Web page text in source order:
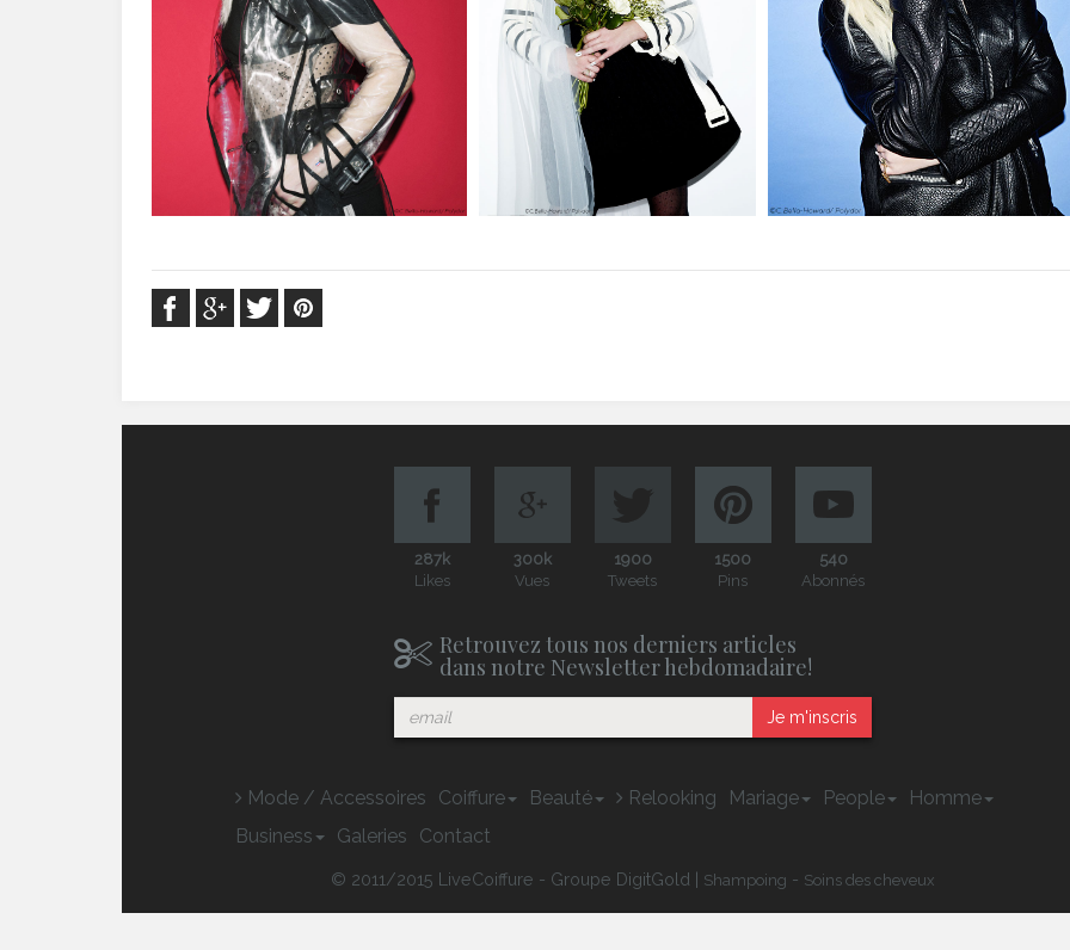
287k
Likes
300k
Vues
1900
Tweets
1500
Pins
540
Abonnés
Retrouvez tous nos derniers articles
dans notre Newsletter hebdomadaire!
Je m'inscris
Mode / Accessoires Coiffure Beauté Relooking Mariage People
Homme
Business
Galeries Contact
© 2011/2015 LiveCoiffure - Groupe DigitGold | Shampoing - Soins des cheveux